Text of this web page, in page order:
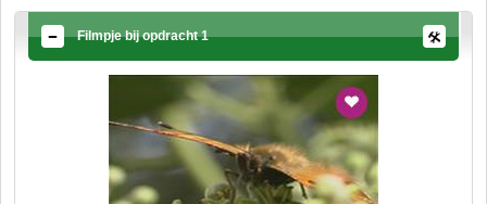
Filmpje bij opdracht 1